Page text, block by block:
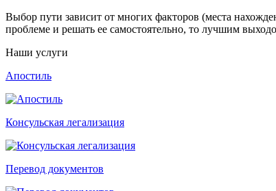
Выбор пути зависит от многих факторов (места
проблеме и решать ее самостоятельно, то лучшим
Наши услуги
Апостиль
Консульская легализация
Перевод документов